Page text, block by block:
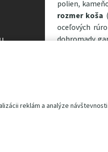
reklám a analýze
polien,
rozmer koša
oceľových
dohromady
oderom a